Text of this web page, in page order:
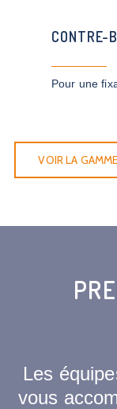
CONTRE-
Pour une
VOIR LA
Les
vous